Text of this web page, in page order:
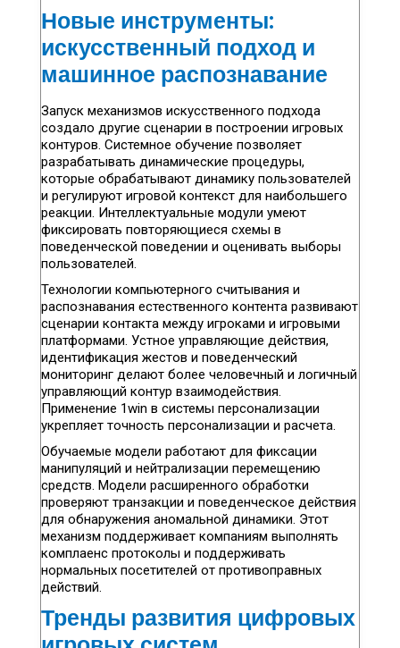
Новые инструменты:
искусственный подход и
машинное распознавание
Запуск механизмов искусственного подхода
создало другие сценарии в построении игровых
контуров. Системное обучение позволяет
разрабатывать динамические процедуры,
которые обрабатывают динамику пользователей
и регулируют игровой контекст для наибольшего
реакции. Интеллектуальные модули умеют
фиксировать повторяющиеся схемы в
поведенческой поведении и оценивать выборы
пользователей.
Технологии компьютерного считывания и
распознавания естественного контента развивают
сценарии контакта между игроками и игровыми
платформами. Устное управляющие действия,
идентификация жестов и поведенческий
мониторинг делают более человечный и логичный
управляющий контур взаимодействия.
Применение 1win в системы персонализации
укрепляет точность персонализации и расчета.
Обучаемые модели работают для фиксации
манипуляций и нейтрализации перемещению
средств. Модели расширенного обработки
проверяют транзакции и поведенческое действия
для обнаружения аномальной динамики. Этот
механизм поддерживает компаниям выполнять
комплаенс протоколы и поддерживать
нормальных посетителей от противоправных
действий.
Тренды развития цифровых